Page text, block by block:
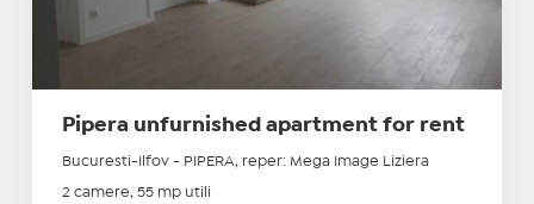
Pipera unfurnished apartment for rent
Bucuresti-Ilfov - PIPERA, reper: Mega Image Liziera
2 camere, 55 mp utili